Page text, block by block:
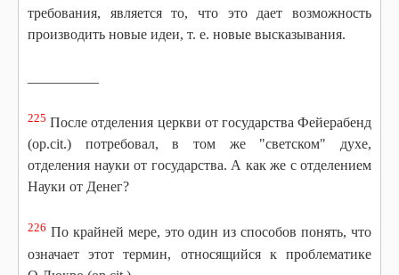
требования, является то, что это дает возможность
производить новые идеи, т. е. новые высказывания.
225 После отделения церкви от государства Фейерабенд
(op.cit.) потребовал, в том же "светском" духе,
отделения науки от государства. А как же с отделением
Науки от Денег?
226 По крайней мере, это один из способов понять, что
означает этот термин, относящийся к проблематике